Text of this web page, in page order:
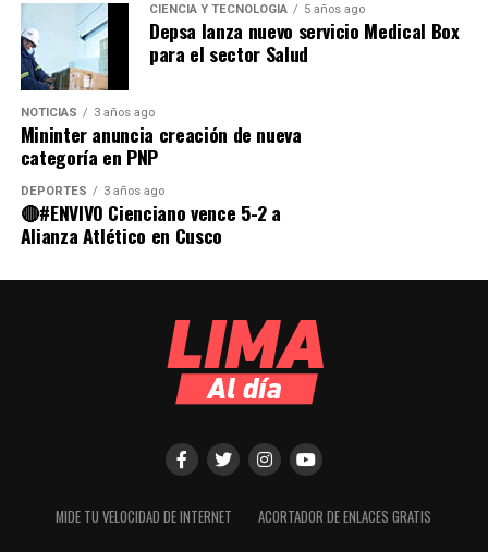
CIENCIA Y TECNOLOGÍA 5 años ago
Depsa lanza nuevo servicio Medical Box
para el sector Salud
NOTICIAS 3 años ago
Mininter anuncia creación de nueva
categoría en PNP
DEPORTES 3 años ago
🔴#ENVIVO Cienciano vence 5-2 a
Alianza Atlético en Cusco
MIDE TU VELOCIDAD DE INTERNET ACORTADOR DE ENLACES GRATIS